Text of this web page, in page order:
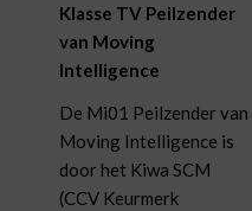
Klasse TV Peilzender
van Moving
Intelligence
De Mi01 Peilzender van
Moving Intelligence is
door het Kiwa SCM
(CCV Keurmerk